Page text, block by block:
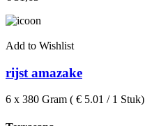
Add to Wishlist
rijst amazake
6 x 380 Gram ( € 5.01 / 1 Stuk)